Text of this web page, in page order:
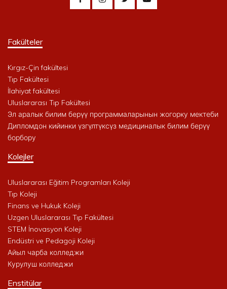
Fakülteler
Kırgız-Çin fakültesi
Tıp Fakültesi
İlahiyat fakültesi
Uluslararası Tıp Fakültesi
Эл аралык билим берүү программаларынын жогорку мектеби
Дипломдон кийинки үзгүлтүксүз медициналык билим берүү
борбору
Kolejler
Uluslararası Eğitim Programları Koleji
Tıp Koleji
Finans ve Hukuk Koleji
Uzgen Uluslararası Tıp Fakültesi
STEM İnovasyon Koleji
Endüstri ve Pedagoji Koleji
Айыл чарба колледжи
Курулуш колледжи
Enstitülar